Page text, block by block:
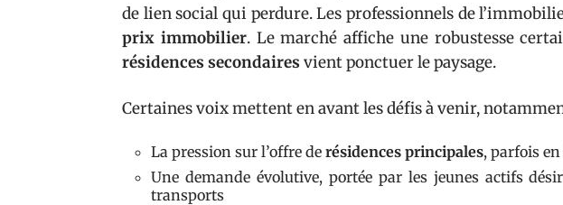
de lien social qui perdure. Les professionnels de
prix immobilier. Le marché affiche une robustesse
résidences secondaires vient ponctuer le paysage.
Certaines voix mettent en avant les défis à venir,
La pression sur l’offre de résidences principales, parfois
Une demande évolutive, portée par les jeunes actifs
transports